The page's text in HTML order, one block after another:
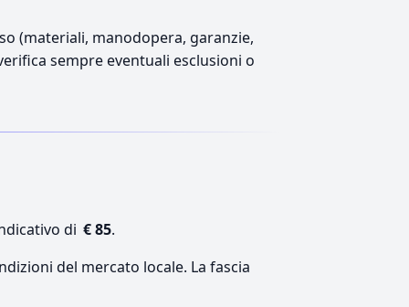
(materiali, manodopera, garanzie,
sempre eventuali esclusioni o
di € 85.
del mercato locale. La fascia